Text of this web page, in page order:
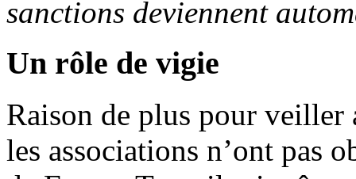
sanctions deviennent
Un rôle de vigie
Raison de plus pour veiller
les associations n’ont pas